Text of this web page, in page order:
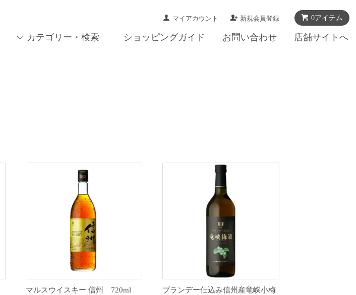
0アイテム
マイアカウント 新規会員登録
カテゴリー・検索 ショッピングガイド お問い合わせ 店舗サイトへ
マルスウイスキー 信州 720ml
ブランデー仕込み信州産竜峡小梅